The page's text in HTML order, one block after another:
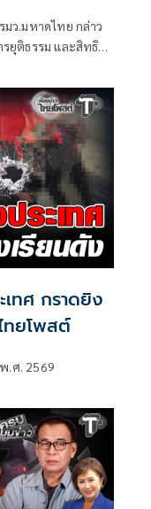
ว.มหาดไทย กล่าว
ยุติธรรม และสิทธิ
ไปเกี่ยวข้องกับการ
ทศ กราดยิง
ทยโพสต์
.ศ. 2569